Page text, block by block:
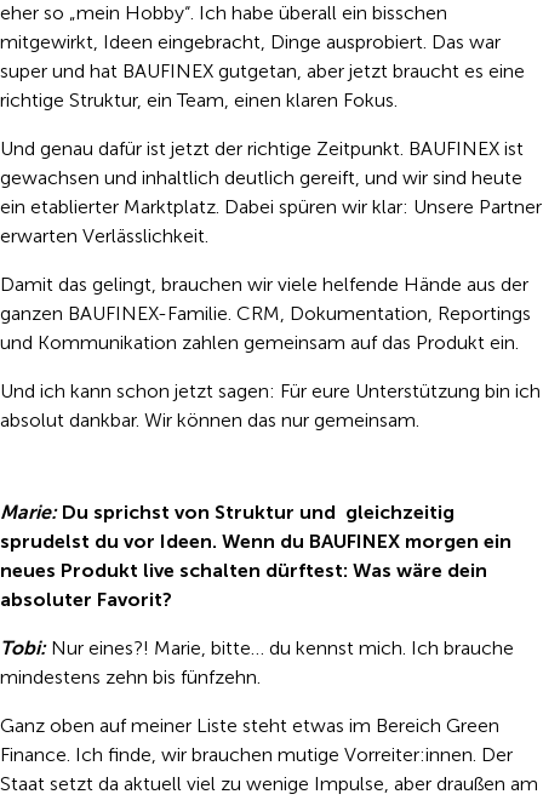
eher so „mein Hobby“. Ich habe überall ein bisschen
mitgewirkt, Ideen eingebracht, Dinge ausprobiert. Das war
super und hat BAUFINEX gutgetan, aber jetzt braucht es eine
richtige Struktur, ein Team, einen klaren Fokus.
Und genau dafür ist jetzt der richtige Zeitpunkt. BAUFINEX ist
gewachsen und inhaltlich deutlich gereift, und wir sind heute
ein etablierter Marktplatz. Dabei spüren wir klar: Unsere Partner
erwarten Verlässlichkeit.
Damit das gelingt, brauchen wir viele helfende Hände aus der
ganzen BAUFINEX-Familie. CRM, Dokumentation, Reportings
und Kommunikation zahlen gemeinsam auf das Produkt ein.
Und ich kann schon jetzt sagen: Für eure Unterstützung bin ich
absolut dankbar. Wir können das nur gemeinsam.
Marie: Du sprichst von Struktur und gleichzeitig
sprudelst du vor Ideen. Wenn du BAUFINEX morgen ein
neues Produkt live schalten dürftest: Was wäre dein
absoluter Favorit?
Tobi: Nur eines?! Marie, bitte… du kennst mich. Ich brauche
mindestens zehn bis fünfzehn.
Ganz oben auf meiner Liste steht etwas im Bereich Green
Finance. Ich finde, wir brauchen mutige Vorreiter:innen. Der
Staat setzt da aktuell viel zu wenige Impulse, aber draußen am